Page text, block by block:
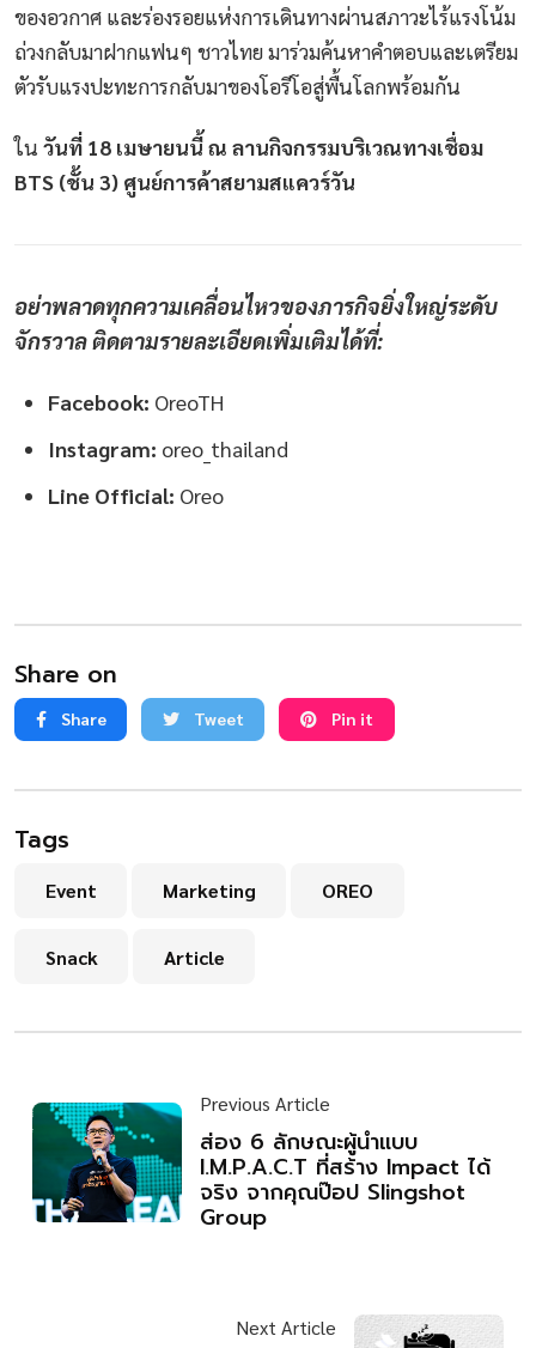
ของอวกาศ และร่องรอยแห่งการเดินทางผ่านสภาวะไร้แรงโน้ม
ถ่วงกลับมาฝากแฟนๆ ชาวไทย มาร่วมค้นหาคำตอบและเตรียม
ตัวรับแรงปะทะการกลับมาของโอรีโอสู่พื้นโลกพร้อมกัน
ใน วันที่ 18 เมษายนนี้ ณ ลานกิจกรรมบริเวณทางเชื่อม
BTS (ชั้น 3) ศูนย์การค้าสยามสแควร์วัน
อย่าพลาดทุกความเคลื่อนไหวของภารกิจยิ่งใหญ่ระดับ
จักรวาล ติดตามรายละเอียดเพิ่มเติมได้ที่:
Facebook: OreoTH
Instagram: oreo_thailand
Line Official: Oreo
Share on
Share Tweet Pin it
Tags
Event Marketing OREO
Snack Article
Previous Article
ส่อง 6 ลักษณะผู้นำแบบ
I.M.P.A.C.T ที่สร้าง Impact ได้
จริง จากคุณป๊อป Slingshot
Group
Next Article